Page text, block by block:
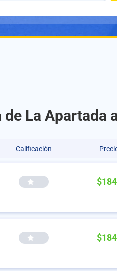
La Apartada
Calificación
--
--